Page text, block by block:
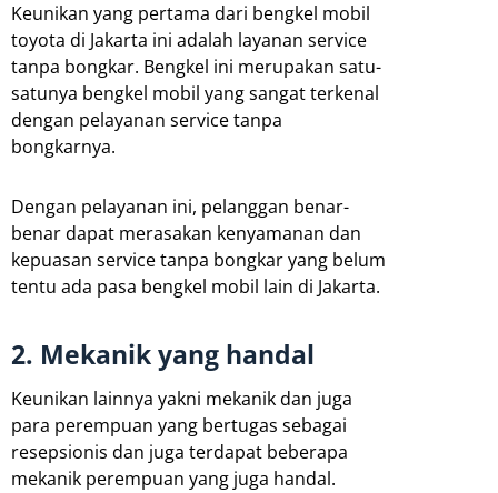
Keunikan yang pertama dari bengkel mobil
toyota di Jakarta ini adalah layanan service
tanpa bongkar. Bengkel ini merupakan satu-
satunya bengkel mobil yang sangat terkenal
dengan pelayanan service tanpa
bongkarnya.
Dengan pelayanan ini, pelanggan benar-
benar dapat merasakan kenyamanan dan
kepuasan service tanpa bongkar yang belum
tentu ada pasa bengkel mobil lain di Jakarta.
2. Mekanik yang handal
Keunikan lainnya yakni mekanik dan juga
para perempuan yang bertugas sebagai
resepsionis dan juga terdapat beberapa
mekanik perempuan yang juga handal.